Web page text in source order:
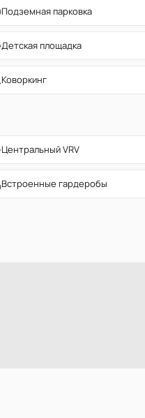
Подземная парковка
Детская площадка
Коворкинг
Центральный VRV
Встроенные гардеробы